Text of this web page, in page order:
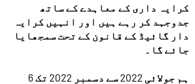
کرایہ داری کے معاہدے کے ساتھ
جدوجہد کر رہے ہیں اور انہیں کرایہ
دار گائیڈ کے قانون کے تحت سمجھایا
جائے گا۔
ہم جولائی 2022 سے دسمبر 2022 تک 6